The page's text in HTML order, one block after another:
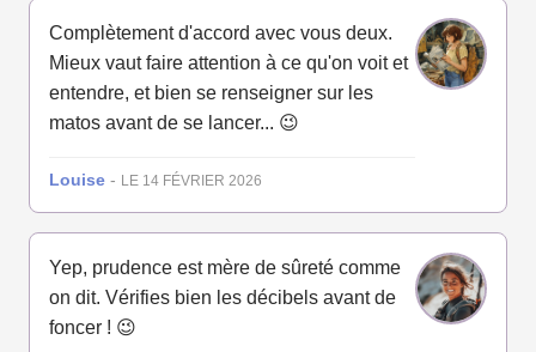
Complètement d'accord avec vous deux.
Mieux vaut faire attention à ce qu'on voit et
entendre, et bien se renseigner sur les
matos avant de se lancer... 😉
Louise - LE 14 FÉVRIER 2026
Yep, prudence est mère de sûreté comme
on dit. Vérifies bien les décibels avant de
foncer ! 😉